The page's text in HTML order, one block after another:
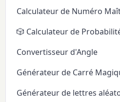
Calculateur de Numéro
🎲 Calculateur de
Convertisseur d'Angle
Générateur de Carré
Générateur de lettres